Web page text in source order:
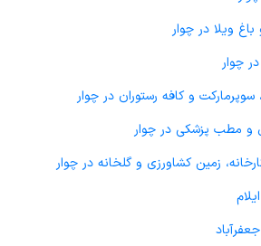
ویلا در چوار
چوار
و کافه رستوران در چوار
و مطب پزشکی در چوار
زمین کشاورزی و گلخانه در چوار